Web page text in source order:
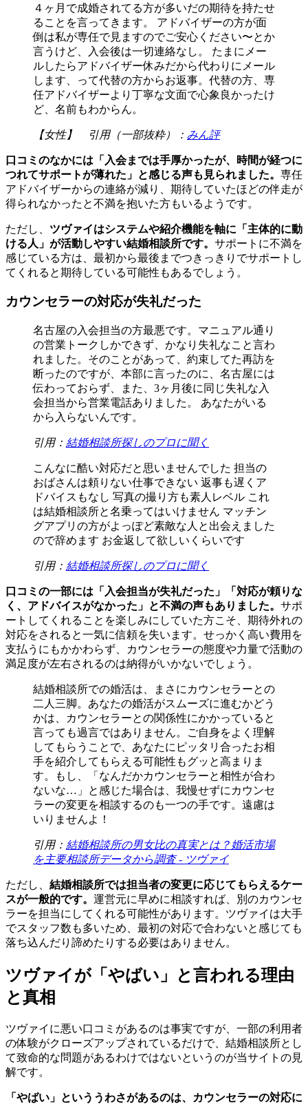
４ヶ月で成婚されてる方が多いだの期待を持たせ
ることを言ってきます。 アドバイザーの方が面
倒は私が専任で見ますのでご安心ください〜とか
言うけど、入会後は一切連絡なし。 たまにメー
ルしたらアドバイザー休みだから代わりにメール
します、って代替の方からお返事。代替の方、専
任アドバイザーより丁寧な文面で心象良かったけ
ど、名前もわからん。
【女性】 引用（一部抜粋）： みん評
口コミのなかには「入会までは手厚かったが、時間が経つに
つれてサポートが薄れた」と感じる声も見られました。 専任
アドバイザーからの連絡が減り、期待していたほどの伴走が
得られなかったと不満を抱いた方もいるようです。
ただし、 ツヴァイはシステムや紹介機能を軸に「主体的に動
ける人」が活動しやすい結婚相談所です。 サポートに不満を
感じている方は、最初から最後までつきっきりでサポートし
てくれると期待している可能性もあるでしょう。
カウンセラーの対応が失礼だった
名古屋の入会担当の方最悪です。マニュアル通り
の営業トークしかできず、かなり失礼なこと言わ
れました。そのことがあって、約束してた再訪を
断ったのですが、本部に言ったのに、名古屋には
伝わっておらず、また、3ヶ月後に同じ失礼な入
会担当から営業電話ありました。 あなたがいる
から入らないんです。
引用： 結婚相談所探しのプロに聞く
こんなに酷い対応だと思いませんでした 担当の
おばさんは頼りない仕事できない 返事も遅くア
ドバイスもなし 写真の撮り方も素人レベル これ
は結婚相談所と名乗ってはいけません マッチン
グアプリの方がよっぽど素敵な人と出会えました
ので辞めます お金返して欲しいくらいです
引用： 結婚相談所探しのプロに聞く
口コミの一部には「入会担当が失礼だった」「対応が頼りな
く、アドバイスがなかった」と不満の声もありました。 サポ
ートしてくれることを楽しみにしていた方こそ、期待外れの
対応をされると一気に信頼を失います。せっかく高い費用を
支払うにもかかわらず、カウンセラーの態度や力量で活動の
満足度が左右されるのは納得がいかないでしょう。
結婚相談所での婚活は、まさにカウンセラーとの
二人三脚。あなたの婚活がスムーズに進むかどう
かは、カウンセラーとの関係性にかかっていると
言っても過言ではありません。ご自身をよく理解
してもらうことで、あなたにピッタリ合ったお相
手を紹介してもらえる可能性もグッと高まりま
す。もし、「なんだかカウンセラーと相性が合わ
ないな…」と感じた場合は、我慢せずにカウンセ
ラーの変更を相談するのも一つの手です。遠慮は
いりませんよ！
引用： 結婚相談所の男女比の真実とは？婚活市場
を主要相談所データから調査 - ツヴァイ
ただし、 結婚相談所では担当者の変更に応じてもらえるケー
スが一般的です。 運営元に早めに相談すれば、別のカウンセ
ラーを担当にしてくれる可能性があります。ツヴァイは大手
でスタッフ数も多いため、最初の対応で合わないと感じても
落ち込んだり諦めたりする必要はありません。
ツヴァイが「やばい」と言われる理由
と真相
ツヴァイに悪い口コミがあるのは事実ですが、一部の利用者
の体験がクローズアップされているだけで、結婚相談所とし
て致命的な問題があるわけではないというのが当サイトの見
解です。
「やばい」といううわさがあるのは、カウンセラーの対応に